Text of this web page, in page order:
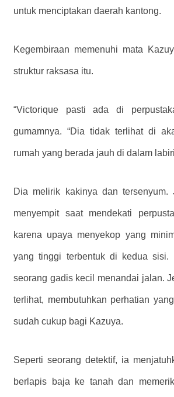
untuk menciptakan daerah kantong.
Kegembiraan memenuhi mata
struktur raksasa itu.
“Victorique pasti ada di
gumamnya. “Dia tidak terlihat di
rumah yang berada jauh di dalam
Dia melirik kakinya dan tersenyum.
menyempit saat mendekati
karena upaya menyekop yang
yang tinggi terbentuk di kedua sisi.
seorang gadis kecil menandai jalan.
terlihat, membutuhkan perhatian
sudah cukup bagi Kazuya.
Seperti seorang detektif, ia
berlapis baja ke tanah dan